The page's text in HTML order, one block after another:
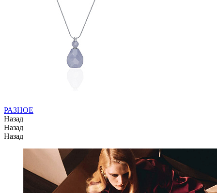
РАЗНОЕ
Назад
Назад
Назад